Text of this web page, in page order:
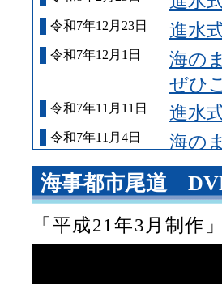
令和7年12月23日 進水
令和7年12月1日
海の
ぜひ
令和7年11月11日 進水
令和7年11月4日
海の
ぜひ
令和7年11月4日 進水
令和7年9月10日
海の
ぜひ
進水
海事都市尾道
「平成21年3月制作」